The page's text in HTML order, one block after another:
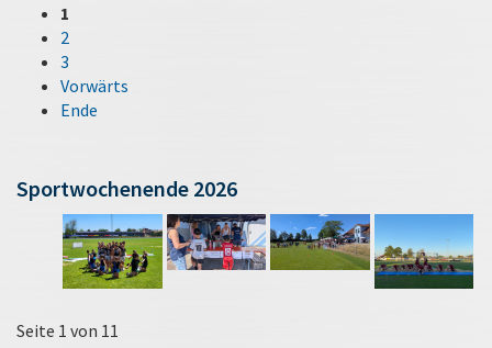
1
2
3
Vorwärts
Ende
Sportwochenende 2026
Seite 1 von 11